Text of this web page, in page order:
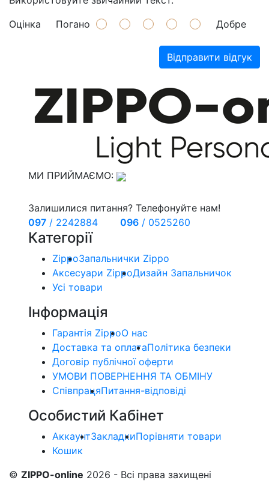
Оцінка Погано Добре
Відправити відгук
МИ ПРИЙМАЄМО:
Залишилися питання? Телефонуйте нам!
097 / 2242884 096 / 0525260
Категорії
ZippoЗапальнички Zippo
Аксесуари ZippoДизайн Запальничок
Усі товари
Інформація
Гарантія ZippoО нас
Доставка та оплатаПолітика безпеки
Договір публічної оферти
УМОВИ ПОВЕРНЕННЯ ТА ОБМІНУ
СпівпрацяПитання-відповіді
Особистий Кабінет
АккаунтЗакладкиПорівняти товари
Кошик
© ZIPPO-online 2026 - Всі права захищені